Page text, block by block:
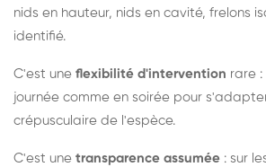
nids en hauteur, nids en cavité, frelons
identifié.
C'est une flexibilité d'intervention rare :
journée comme en soirée pour
crépusculaire de l'espèce.
C'est une transparence assumée : sur